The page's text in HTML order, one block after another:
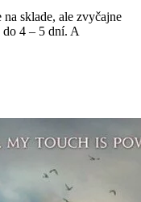
sklade, ale zvyčajne
4 – 5 dní. A